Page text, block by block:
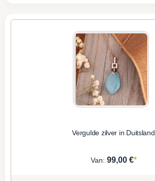
Vergulde zilver in Duitsland
Van: 99,00 €*